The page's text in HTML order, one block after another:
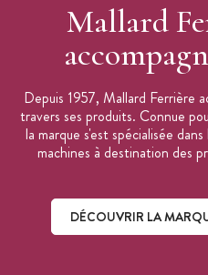
Mallard
Depuis 1957, Mallard Ferrière
travers ses produits. Connue
la marque s'est spécialisée
machines à destination des
DÉCOUVRIR LA